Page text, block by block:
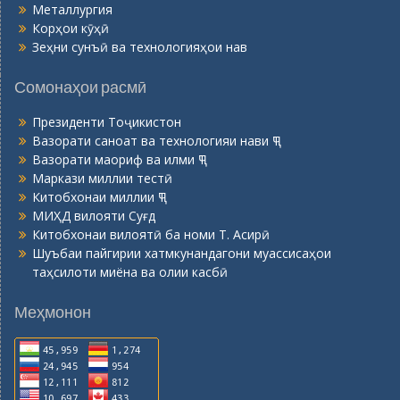
Металлургия
Корҳои кӯҳӣ
Зеҳни сунъӣ ва технологияҳои нав
Сомонаҳои расмӣ
Президенти Тоҷикистон
Вазорати саноат ва технологияи нави ҶТ
Вазорати маориф ва илми ҶТ
Маркази миллии тестӣ
Китобхонаи миллии ҶТ
МИҲД вилояти Суғд
Китобхонаи вилоятӣ ба номи Т. Асирӣ
Шуъбаи пайгирии хатмкунандагони муассисаҳои
таҳсилоти миёна ва олии касбӣ
Меҳмонон